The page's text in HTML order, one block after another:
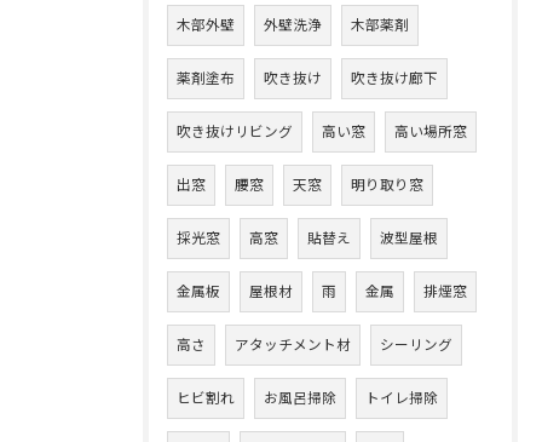
木部外壁 外壁洗浄 木部薬剤
薬剤塗布 吹き抜け 吹き抜け廊下
吹き抜けリビング 高い窓 高い場所窓
出窓 腰窓 天窓 明り取り窓
採光窓 高窓 貼替え 波型屋根
金属板 屋根材 雨 金属 排煙窓
高さ アタッチメント材 シーリング
ヒビ割れ お風呂掃除 トイレ掃除